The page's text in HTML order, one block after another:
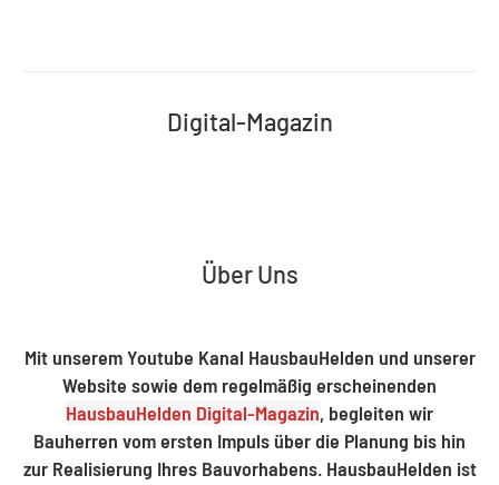
Digital-Magazin
Über Uns
Mit unserem Youtube Kanal HausbauHelden und unserer
Website sowie dem regelmäßig erscheinenden
HausbauHelden Digital-Magazin, begleiten wir
Bauherren vom ersten Impuls über die Planung bis hin
zur Realisierung Ihres Bauvorhabens. HausbauHelden ist